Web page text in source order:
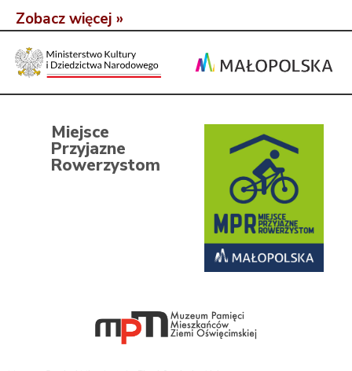
Zobacz więcej »
Miejsce
Przyjazne
Rowerzystom